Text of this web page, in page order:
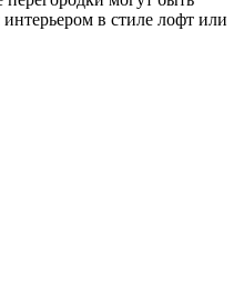
в стиле лофт или